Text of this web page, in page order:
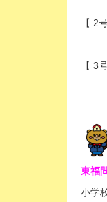
【 2
【 3
東福
小学